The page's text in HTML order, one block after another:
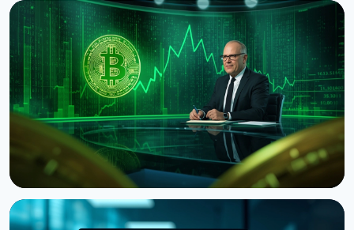
НОВОСТЬ
Bitcoin показывает death cross несмотря на
скачок до $65 300 на данных США
8 августа 2026 г.5 мин чтения